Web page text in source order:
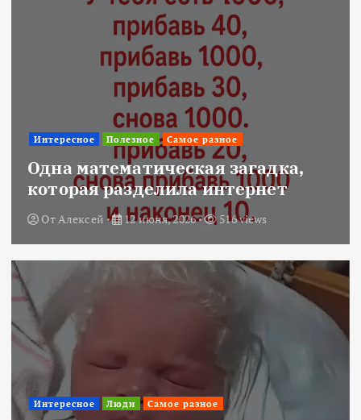
Интересное Полезное Самое разное
Одна математическая загадка,
которая разделила интернет
От Алексей 12 июня, 2026 516 views
Интересное Люди Самое разное